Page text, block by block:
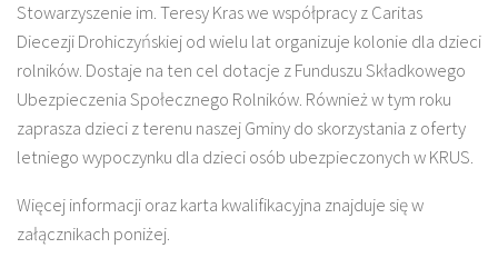
Stowarzyszenie im. Teresy Kras we współpracy z Caritas
Diecezji Drohiczyńskiej od wielu lat organizuje kolonie dla dzieci
rolników. Dostaje na ten cel dotacje z Funduszu Składkowego
Ubezpieczenia Społecznego Rolników. Również w tym roku
zaprasza dzieci z terenu naszej Gminy do skorzystania z oferty
letniego wypoczynku dla dzieci osób ubezpieczonych w KRUS.
Więcej informacji oraz karta kwalifikacyjna znajduje się w
załącznikach poniżej.